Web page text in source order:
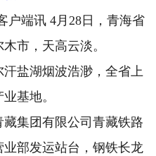
端讯 4月28日，青海省
市，天高云淡。
盐湖烟波浩渺，全省上
基地。
集团有限公司青藏铁路
部发运站台，钢铁长龙